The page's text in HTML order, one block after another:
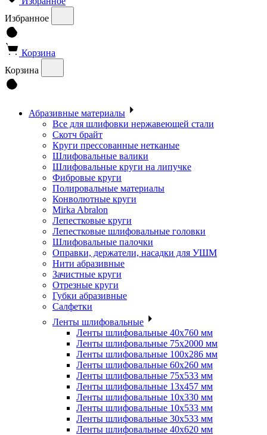
Избранное
Корзина
Корзина
Абразивные материалы
Все для шлифовки нержавеющей стали
Скотч брайт
Круги прессованные нетканые
Шлифовальные валики
Шлифовальные круги на липучке
Фибровые круги
Полировальные материалы
Конволютные круги
Mirka Abralon
Лепестковые круги
Лепестковые шлифовальные головки
Шлифовальные палочки
Оправки, держатели, насадки для УШМ
Нити абразивные
Зачистные круги
Отрезные круги
Губки абразивные
Салфетки
Ленты шлифовальные
Ленты шлифовальные 40х760 мм
Ленты шлифовальные 75х2000 мм
Ленты шлифовальные 100х286 мм
Ленты шлифовальные 60х260 мм
Ленты шлифовальные 75х533 мм
Ленты шлифовальные 13х457 мм
Ленты шлифовальные 10х330 мм
Ленты шлифовальные 10х533 мм
Ленты шлифовальные 30х533 мм
Ленты шлифовальные 40х620 мм